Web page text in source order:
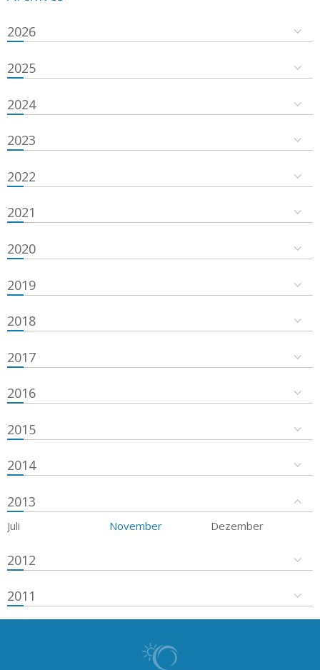
2026
2025
2024
2023
2022
2021
2020
2019
2018
2017
2016
2015
2014
2013
Juli November Dezember
2012
2011